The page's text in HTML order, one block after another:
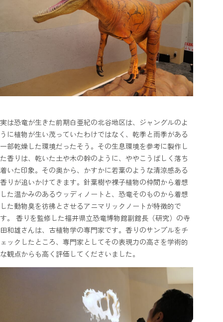
実は恐竜が生きた前期白亜紀の北谷地区は、ジャングルのよ
うに植物が生い茂っていたわけではなく、乾季と雨季がある
一部乾燥した環境だったそう。その生息環境を参考に製作し
た香りは、乾いた土や木の幹のように、ややこうばしく落ち
着いた印象。その奥から、かすかに若葉のような清涼感ある
香りが追いかけてきます。針葉樹や裸子植物の仲間から着想
した温かみのあるウッディノートと、恐竜そのものから着想
した動物臭を彷彿とさせるアニマリックノートが特徴的で
す。 香りを監修した福井県立恐竜博物館副館長（研究）の寺
田和雄さんは、古植物学の専門家です。香りのサンプルをチ
ェックしたところ、専門家としてその表現力の高さを学術的
な観点からも高く評価してくださいました。